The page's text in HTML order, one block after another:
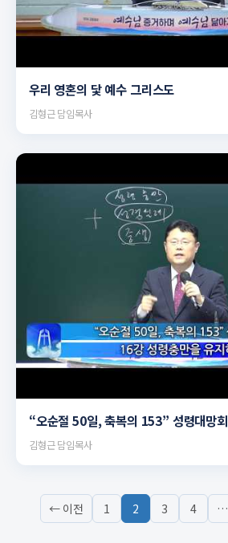
▶
우리 영혼의 닻 예수 그리스도
김형근 담임목사
▶
“오순절 50일, 축복의 153” 성령대망회
김형근 담임목사
← 이전 1 2 3 4 …